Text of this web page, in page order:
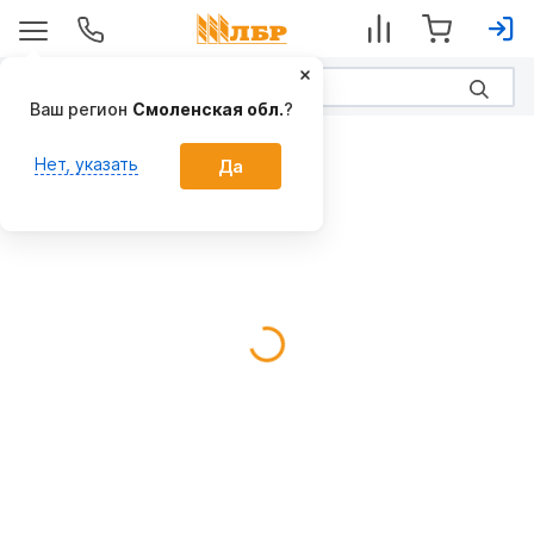
Ваш регион Смоленская обл.?
Нет, указать Да